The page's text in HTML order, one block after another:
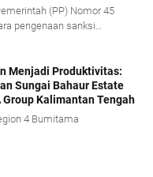
(PP) Nomor 45
pengenaan sanksi
diharapkan mampu
Menjadi Produktivitas:
Sungai Bahaur Estate
Group Kalimantan Tengah
4 Bumitama